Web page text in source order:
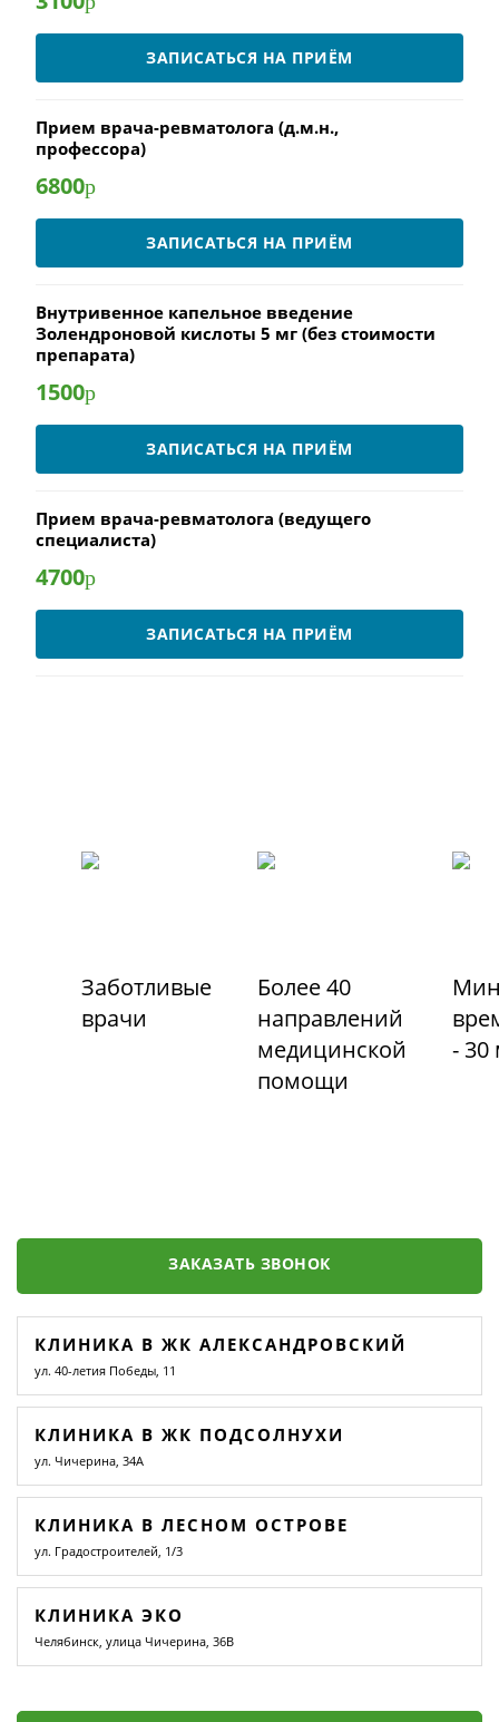
ЗАПИСАТЬСЯ НА ПРИЁМ
Прием врача-ревматолога (д.м.н.,
профессора)
6800р
ЗАПИСАТЬСЯ НА ПРИЁМ
Внутривенное капельное введение
Золендроновой кислоты 5 мг (без стоимости
препарата)
1500р
ЗАПИСАТЬСЯ НА ПРИЁМ
Прием врача-ревматолога (ведущего
специалиста)
4700р
ЗАПИСАТЬСЯ НА ПРИЁМ
Заботливые
врачи
Более 40
направлений
медицинской
помощи
- 30
ЗАКАЗАТЬ ЗВОНОК
КЛИНИКА В ЖК АЛЕКСАНДРОВСКИЙ
ул. 40-летия Победы, 11
КЛИНИКА В ЖК ПОДСОЛНУХИ
ул. Чичерина, 34А
КЛИНИКА В ЛЕСНОМ ОСТРОВЕ
ул. Градостроителей, 1/3
КЛИНИКА ЭКО
Челябинск, улица Чичерина, 36В